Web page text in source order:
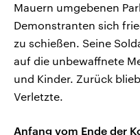
Mauern umgebenen
Demonstranten sich
zu schießen. Seine
auf die unbewaffnete
und Kinder. Zurück
Verletzte.
Anfang vom Ende der